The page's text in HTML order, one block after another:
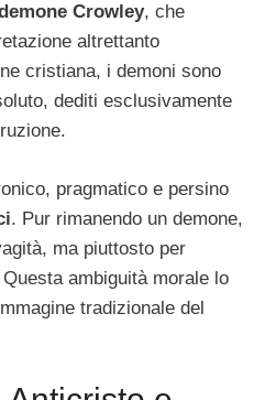
Crowley, che
altrettanto
cristiana, i demoni sono
dediti esclusivamente
pragmatico e persino
. Pur rimanendo un demone,
ma piuttosto per
ambiguità morale lo
tradizionale del